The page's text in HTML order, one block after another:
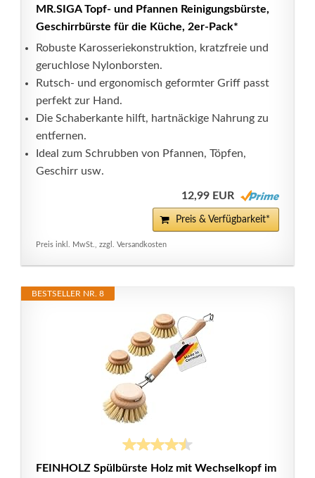
MR.SIGA Topf- und Pfannen Reinigungsbürste,
Geschirrbürste für die Küche, 2er-Pack*
Robuste Karosseriekonstruktion, kratzfreie und
geruchlose Nylonborsten.
Rutsch- und ergonomisch geformter Griff passt
perfekt zur Hand.
Die Schaberkante hilft, hartnäckige Nahrung zu
entfernen.
Ideal zum Schrubben von Pfannen, Töpfen,
Geschirr usw.
12,99 EUR
Preis & Verfügbarkeit*
Preis inkl. MwSt., zzgl. Versandkosten
BESTSELLER NR. 8
FEINHOLZ Spülbürste Holz mit Wechselkopf im